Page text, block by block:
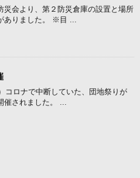
災会より、第２防災倉庫の設置と場所
ありました。 ※目 ...
コロナで中断していた、団地祭りが
催されました。 ...